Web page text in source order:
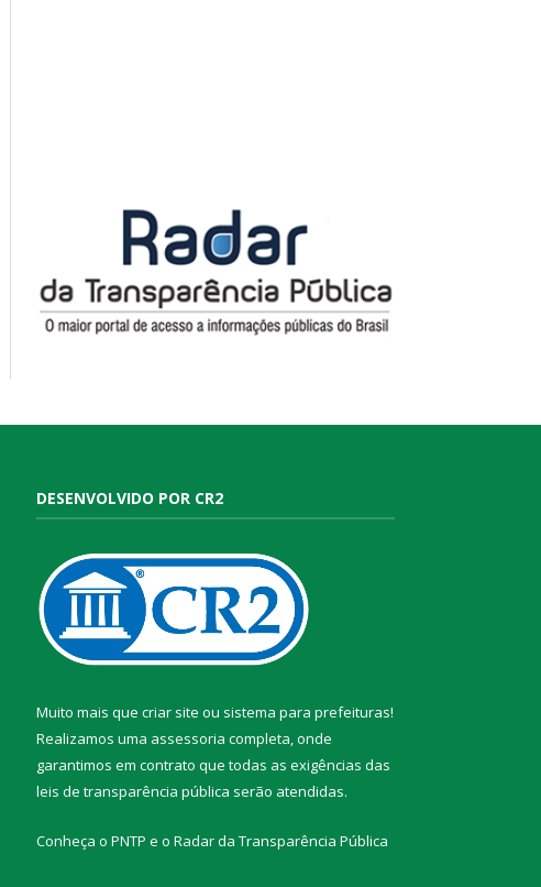
DESENVOLVIDO POR CR2
Muito mais que criar site ou sistema para prefeituras!
Realizamos uma assessoria completa, onde
garantimos em contrato que todas as exigências das
leis de transparência pública serão atendidas.
Conheça o PNTP e o Radar da Transparência Pública